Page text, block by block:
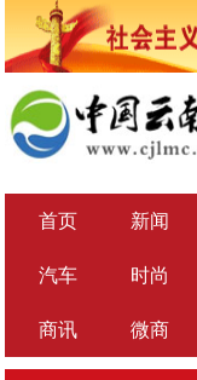
首页 新闻
汽车 时尚
商讯 微商